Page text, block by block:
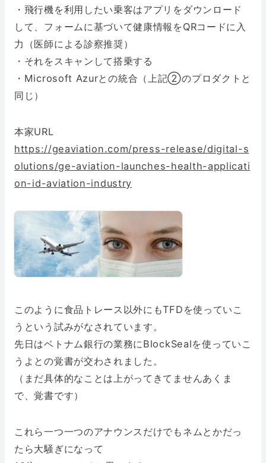
・飛行機を利用したい乗客はアプリをダウンロード
して、フォームに基づいて健康情報をQRコードに入
力（医師による診察推奨）
・それをスキャンして搭乗する
・Microsoft Azurとの統合（上記②のプロダクトと
同じ）
本家URL
https://geaviation.com/press-release/digital-s
olutions/ge-aviation-launches-health-applicati
on-id-aviation-industry
このように食品トレース以外にもTFDを使っていこ
うという試みがなされています。
先日はベトナム銀行の業務にBlockSealを使っていこ
うよとの覚書が交わされました。
（まだ具体的なことは上がってきてませんあくま
で、覚書です）
これら一つ一つのアナウンスだけでもネムとかだっ
たら大騒ぎになって